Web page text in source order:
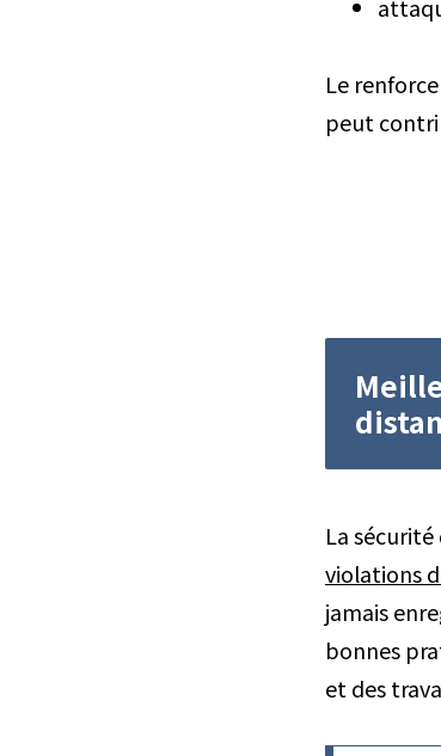
Le
peut
La
violations
jamais
bonnes
et des